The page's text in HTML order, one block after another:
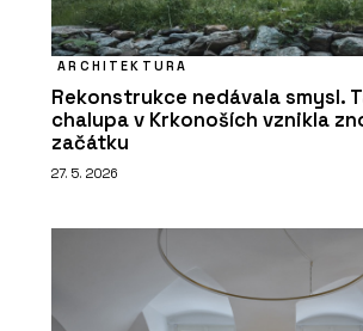
ARCHITEKTURA
Rekonstrukce nedávala smysl.
chalupa v Krkonoších vznikla
začátku
27. 5. 2026